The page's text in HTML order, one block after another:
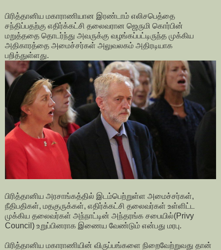
பிரித்தானிய மகாராணியான இரண்டாம் எலிசபெத்தை
சந்திப்பதற்கு எதிர்க்கட்சி தலைவரான ஜெருமி கொர்பின்
மறுத்ததை தொடர்ந்து அவருக்கு வழங்கப்பட்டிருந்த முக்கிய
அதிகாரத்தை அமைச்சர்கள் அலுவலகம் அதிரடியாக
பறித்துள்ளது.
பிரித்தானிய அரசாங்கத்தில் இடம்பெற்றுள்ள அமைச்சர்கள்,
நீதிபதிகள், மதகுருக்கள், எதிர்க்கட்சி தலைவர்கள் உள்ளிட்ட
முக்கிய தலைவர்கள் அந்நாட்டின் அந்தரங்க சபையில்(Privy
Council) உறுப்பினராக இணைய வேண்டும் என்பது மரபு.
பிரித்தானிய மகாராணியின் விருப்பங்களை நிறைவேற்றுவது தான்